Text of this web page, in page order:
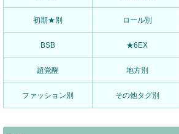
初期★別 ロール別
BSB ★6EX
超覚醒 地方別
ファッション別 その他タグ別